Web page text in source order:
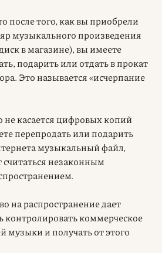
после того, как вы приобрели
музыкального произведения
в магазине), вы имеете
подарить или отдать в прокат
Это называется «исчерпание
не касается цифровых копий
перепродать или подарить
музыкальный файл,
считаться незаконным
на распространениедает
контролировать коммерческое
музыки и получать от этого